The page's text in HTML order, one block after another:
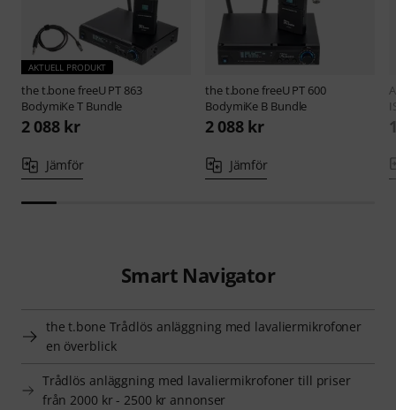
AKTUELL PRODUKT
the t.bonefreeU PT 863
BodymiKe T Bundle
2 088 kr
Jämför
the t.bonefreeU PT 600
BodymiKe B Bundle
2 088 kr
Jämför
Smart Navigator
the t.bone Trådlös anläggning med lavaliermikrofoner
en överblick
Trådlös anläggning med lavaliermikrofoner till priser
från 2000 kr - 2500 kr annonser